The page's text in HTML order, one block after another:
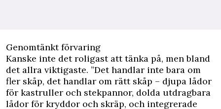
Genomtänkt förvaring
Kanske inte det roligast att tänka på, men bland
det allra viktigaste. ”Det handlar inte bara om
fler skåp, det handlar om rätt skåp – djupa lådor
för kastruller och stekpannor, dolda utdragbara
lådor för kryddor och skräp, och integrerade